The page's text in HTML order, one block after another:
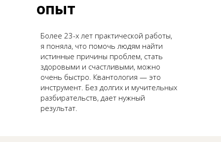
опыт
Более 23-х лет практической работы,
я поняла, что помочь людям найти
истинные причины проблем, стать
здоровыми и счастливыми, можно
очень быстро. Квантология — это
инструмент. Без долгих и мучительных
разбирательств, дает нужный
результат.